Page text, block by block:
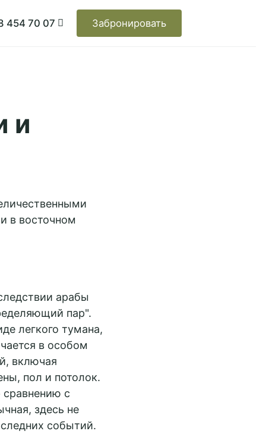
454 70 07 Забронировать
и
в восточном
арабы
пар".
легкого тумана,
в особом
включая
пол и потолок.
сравнению с
здесь не
событий.